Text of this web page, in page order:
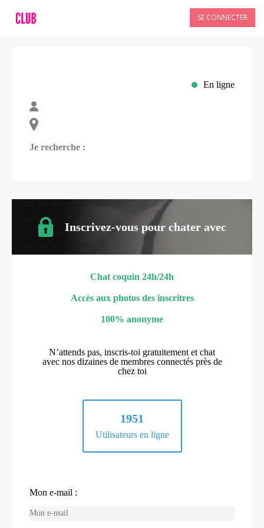
SE CONNECTER
En ligne
Je recherche :
Inscrivez-vous pour chater avec
Chat coquin 24h/24h
Accès aux photos des inscritres
100% anonyme
N’attends pas, inscris-toi gratuitement et chat
avec nos dizaines de membres connectés près de
chez toi
1951
Utilisateurs en ligne
Mon e-mail :